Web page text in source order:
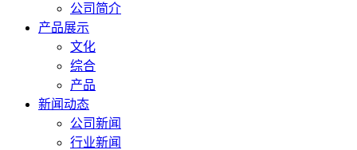
公司简介
产品展示
文化
综合
产品
新闻动态
公司新闻
行业新闻